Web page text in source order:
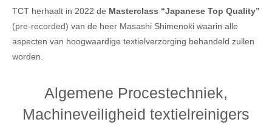
TCT herhaalt in 2022 de Masterclass “Japanese Top Quality”
(pre-recorded) van de heer Masashi Shimenoki waarin alle
aspecten van hoogwaardige textielverzorging behandeld zullen
worden.
Algemene Procestechniek,
Machineveiligheid textielreinigers